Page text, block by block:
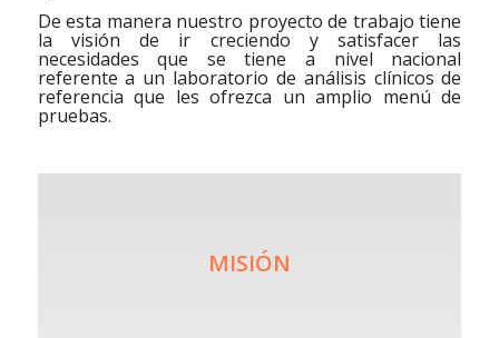
De esta manera nuestro proyecto de trabajo tiene
la visión de ir creciendo y satisfacer las
necesidades que se tiene a nivel nacional
referente a un laboratorio de análisis clínicos de
referencia que les ofrezca un amplio menú de
pruebas.
MISIÓN